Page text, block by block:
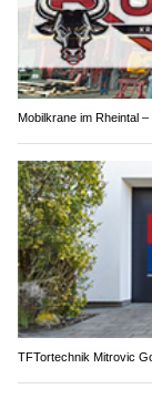
Mobilkrane im Rheintal
TFTortechnik Mitrovic